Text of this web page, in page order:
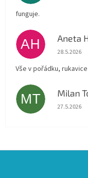
funguje.
AH Aneta
28.5.2026
Vše v pořádku,
MT Milan
27.5.2026